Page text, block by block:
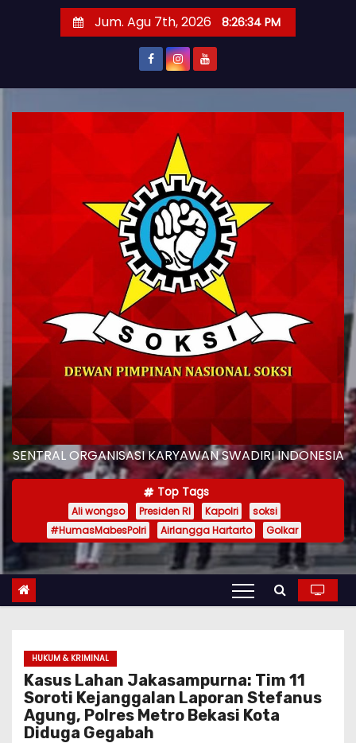
Jum. Agu 7th, 2026 8:26:36 PM
SENTRAL ORGANISASI KARYAWAN SWADIRI INDONESIA
Top Tags
Ali wongso Presiden RI Kapolri
soksi
#HumasMabesPolri
Airlangga Hartarto Golkar
HUKUM & KRIMINAL
Kasus Lahan Jakasampurna: Tim 11
Soroti Kejanggalan Laporan Stefanus
Agung, Polres Metro Bekasi Kota
Diduga Gegabah